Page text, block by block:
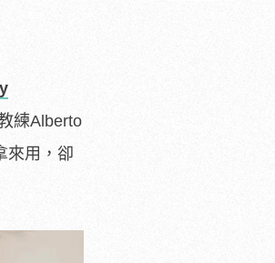
練Alberto
來用，卻